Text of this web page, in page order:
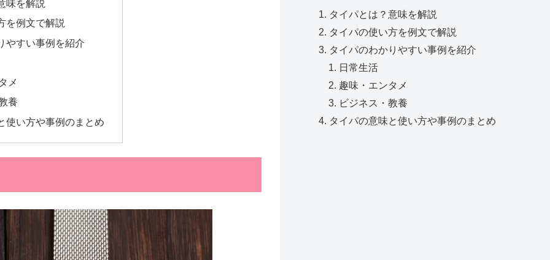
味を解説
を例文で解説
やすい事例を紹介
メ
養
使い方や事例のまとめ
タイパとは？意味を解説
タイパの使い方を例文で解説
タイパのわかりやすい事例を紹介
日常生活
趣味・エンタメ
ビジネス・教養
タイパの意味と使い方や事例のまとめ